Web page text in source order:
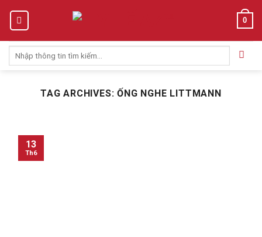
0
kiếm:
TAG ARCHIVES:ỐNG NGHE LITTMANN
13
Th6